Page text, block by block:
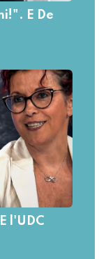
E De
l'UDC